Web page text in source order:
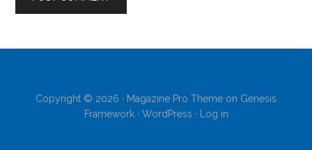
Copyright © 2026 · Magazine Pro Theme on Genesis
Framework· WordPress · Log in